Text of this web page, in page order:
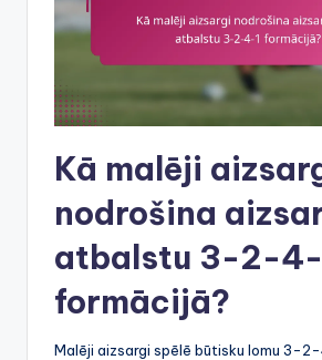
Kā malēji
nodrošina
atbalstu 3-2-4-
formācijā?
Malēji aizsargi spēlē būtisku lomu 3-